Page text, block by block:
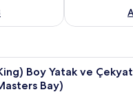
Grand Oda, 1 En Büyük
Boy Yatak ve
Bay)